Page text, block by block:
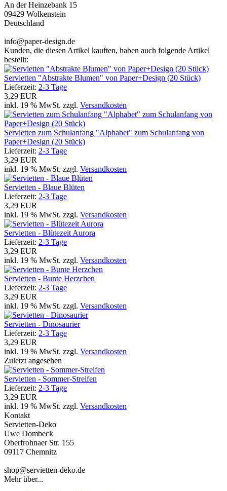
An der Heinzebank 15
09429 Wolkenstein
Deutschland
info@paper-design.de
Kunden, die diesen Artikel kauften, haben auch folgende Artikel
bestellt:
Servietten "Abstrakte Blumen" von Paper+Design (20 Stück)
Lieferzeit: 2-3 Tage
3,29 EUR
inkl. 19 % MwSt. zzgl. Versandkosten
Servietten zum Schulanfang "Alphabet" zum Schulanfang von
Paper+Design (20 Stück)
Lieferzeit: 2-3 Tage
3,29 EUR
inkl. 19 % MwSt. zzgl. Versandkosten
Servietten - Blaue Blüten
Lieferzeit: 2-3 Tage
3,29 EUR
inkl. 19 % MwSt. zzgl. Versandkosten
Servietten - Blütezeit Aurora
Lieferzeit: 2-3 Tage
3,29 EUR
inkl. 19 % MwSt. zzgl. Versandkosten
Servietten - Bunte Herzchen
Lieferzeit: 2-3 Tage
3,29 EUR
inkl. 19 % MwSt. zzgl. Versandkosten
Servietten - Dinosaurier
Lieferzeit: 2-3 Tage
3,29 EUR
inkl. 19 % MwSt. zzgl. Versandkosten
Zuletzt angesehen
Servietten - Sommer-Streifen
Lieferzeit: 2-3 Tage
3,29 EUR
inkl. 19 % MwSt. zzgl. Versandkosten
Kontakt
Servietten-Deko
Uwe Dombeck
Oberfrohnaer Str. 155
09117 Chemnitz
shop@servietten-deko.de
Mehr über...